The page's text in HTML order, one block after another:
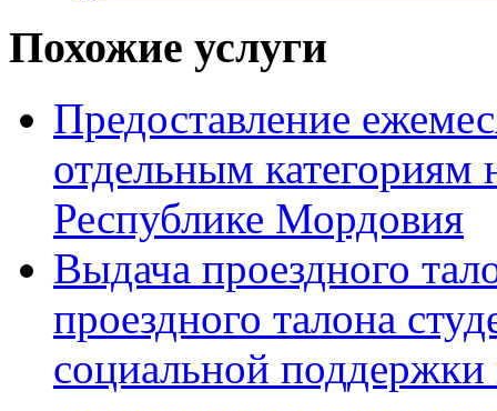
Похожие услуги
Предоставление
отдельным
Республике Мордовия
Выдача проездного
проездного талона
социальной